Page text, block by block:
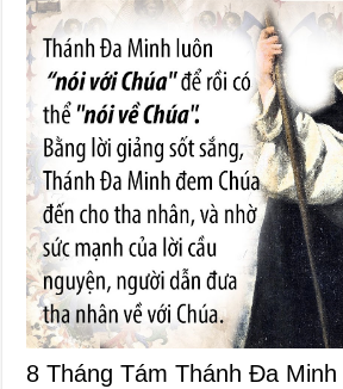
8 Tháng Tám Thánh Ða Minh